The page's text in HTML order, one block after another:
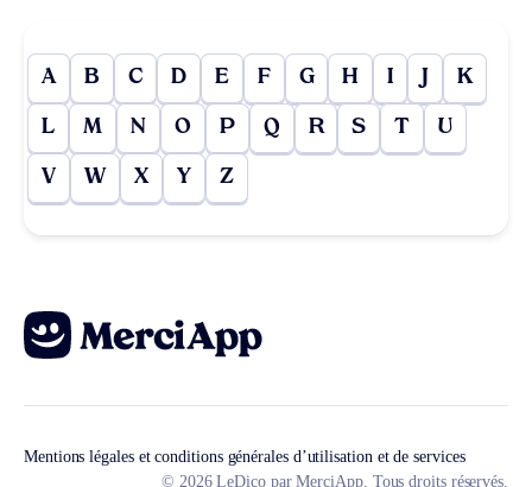
A B C D E F G H I J K
L M N O P Q R S T U
V W X Y Z
Mentions légales et conditions générales d’utilisation et de services
© 2026 LeDico par MerciApp. Tous droits réservés.